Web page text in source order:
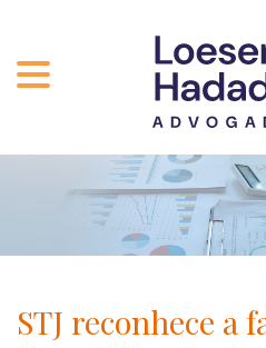
QUEM SOMOS
TRAJETÓRIA
INCLUSÃO E DIVERSIDADE
PRÊMIOS
ÁREAS DE ATUAÇÃO
PROFISSIONAIS
CARREIRA
STJ reconhece a